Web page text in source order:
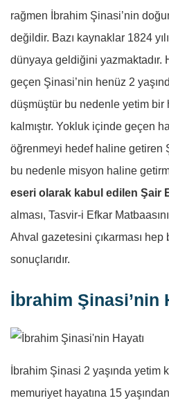
rağmen İbrahim Şinasi’nin
değildir. Bazı kaynaklar 1824
dünyaya geldiğini yazmaktadır.
geçen Şinasi’nin henüz 2
düşmüştür bu nedenle yetim bir
kalmıştır. Yokluk içinde geçen
öğrenmeyi hedef haline getiren
bu nedenle misyon haline
eseri olarak kabul edilen Şair
alması, Tasvir-i Efkar
Ahval gazetesini çıkarması
sonuçlarıdır.
İbrahim Şinasi’nin
İbrahim Şinasi 2 yaşında yetim
memuriyet hayatına 15